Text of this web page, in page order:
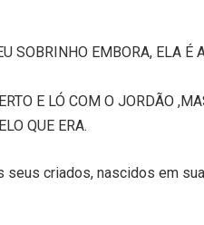
SOBRINHO EMBORA, ELA É
E LÓ COM O JORDÃO
QUE ERA.
seus criados, nascidos em